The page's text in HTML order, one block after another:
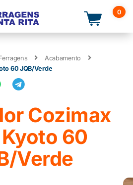
0
Acabamento
60 JQB/Verde
Cozimax
60
Verde